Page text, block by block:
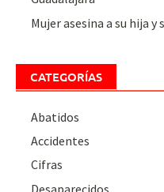
Mujer asesina a su hija
CATEGORÍAS
Abatidos
Accidentes
Cifras
Desaparecidos